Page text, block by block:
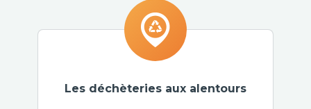
Les déchèteries aux alentours